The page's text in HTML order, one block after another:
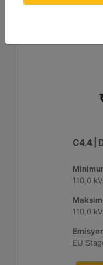
C4.4 |
110,0
110,0
EU